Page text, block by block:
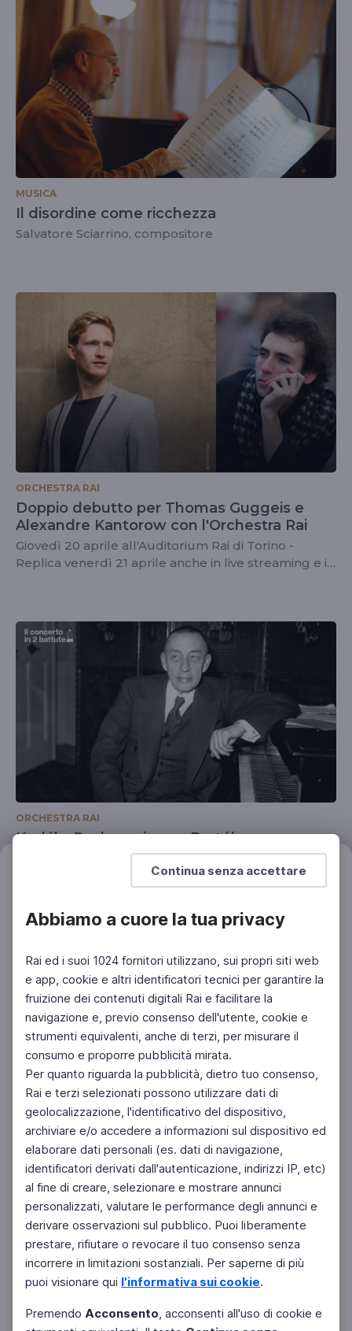
Continua senza accettare
Abbiamo a cuore la tua privacy
Rai ed i suoi 1024 fornitori utilizzano, sui propri siti web
e app, cookie e altri identificatori tecnici per garantire la
fruizione dei contenuti digitali Rai e facilitare la
navigazione e, previo consenso dell'utente, cookie e
strumenti equivalenti, anche di terzi, per misurare il
consumo e proporre pubblicità mirata.
Per quanto riguarda la pubblicità, dietro tuo consenso,
Rai e terzi selezionati possono utilizzare dati di
geolocalizzazione, l'identificativo del dispositivo,
archiviare e/o accedere a informazioni sul dispositivo ed
elaborare dati personali (es. dati di navigazione,
identificatori derivati dall'autenticazione, indirizzi IP, etc)
al fine di creare, selezionare e mostrare annunci
personalizzati, valutare le performance degli annunci e
derivare osservazioni sul pubblico. Puoi liberamente
prestare, rifiutare o revocare il tuo consenso senza
incorrere in limitazioni sostanziali. Per saperne di più
puoi visionare qui l'informativa sui cookie.
Premendo Acconsento, acconsenti all'uso di cookie e
MUSICA
Il disordine come ricchezza
Salvatore Sciarrino, compositore
ORCHESTRA RAI
Doppio debutto per Thomas Guggeis e
Alexandre Kantorow con l'Orchestra Rai
Giovedì 20 aprile all'Auditorium Rai di Torino -
Replica venerdì 21 aprile anche in live streaming e in
ORCHESTRA RAI
Kodály, Rachmaninov e Bartók
Il concerto in 2 battute
Facebook Instagram Twitter